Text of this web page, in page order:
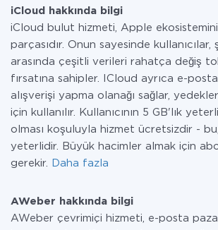
iCloud hakkında bilgi
iCloud bulut hizmeti, Apple
parçasıdır. Onun sayesinde kullanıcılar,
arasında çeşitli verileri rahatça değiş
fırsatına sahipler. ICloud ayrıca e-posta
alışverişi yapma olanağı sağlar,
için kullanılır. Kullanıcının 5 GB'lık
olması koşuluyla hizmet ücretsizdir -
yeterlidir. Büyük hacimler almak için
gerekir.
Daha fazla
AWeber hakkında bilgi
AWeber çevrimiçi hizmeti, e-posta